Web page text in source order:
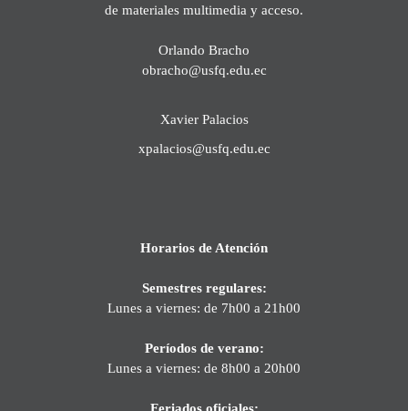
de materiales multimedia y acceso.
Orlando Bracho
obracho@usfq.edu.ec
Xavier Palacios
xpalacios@usfq.edu.ec
Horarios de Atención
Semestres regulares:
Lunes a viernes: de 7h00 a 21h00
Períodos de verano:
Lunes a viernes: de 8h00 a 20h00
Feriados oficiales: